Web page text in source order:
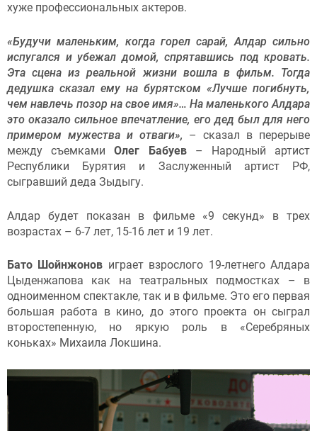
хуже профессиональных актеров.
«Будучи маленьким, когда горел сарай, Алдар сильно
испугался и убежал домой, спрятавшись под кровать.
Эта сцена из реальной жизни вошла в фильм. Тогда
дедушка сказал ему на бурятском «Лучше погибнуть,
чем навлечь позор на свое имя»… На маленького Алдара
это оказало сильное впечатление, его дед был для него
примером мужества и отваги», – сказал в перерыве
между съемкамиОлег Бабуев– Народный артист
Республики Бурятия и Заслуженный артист РФ,
сыгравший деда Зыдыгу.
Алдар будет показан в фильме «9 секунд» в трех
возрастах – 6-7 лет, 15-16 лет и 19 лет.
Бато Шойнжонов играет взрослого 19-летнего Алдара
Цыденжапова как на театральных подмостках – в
одноименном спектакле, так и в фильме. Это его первая
большая работа в кино, до этого проекта он сыграл
второстепенную, но яркую роль в «Серебряных
коньках» Михаила Локшина.